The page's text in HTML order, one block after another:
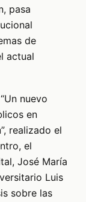
pasa
de
actual
nuevo
en
realizado el
el
José María
Luis
sobre las